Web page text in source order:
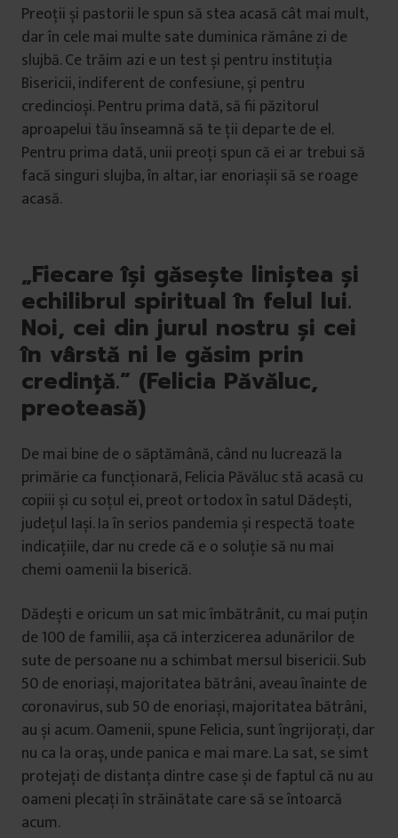
Preoții și pastorii le spun să stea acasă cât mai mult,
dar în cele mai multe sate duminica rămâne zi de
slujbă. Ce trăim azi e un test și pentru instituția
Bisericii, indiferent de confesiune, și pentru
credincioși. Pentru prima dată, să fii păzitorul
aproapelui tău înseamnă să te ții departe de el.
Pentru prima dată, unii preoți spun că ei ar trebui să
facă singuri slujba, în altar, iar enoriașii să se roage
acasă.
„Fiecare își găsește liniștea și
echilibrul spiritual în felul lui.
Noi, cei din jurul nostru și cei
în vârstă ni le găsim prin
credință.” (Felicia Păvăluc,
preoteasă)
De mai bine de o săptămână, când nu lucrează la
primărie ca funcționară, Felicia Păvăluc stă acasă cu
copiii și cu soțul ei, preot ortodox în satul Dădești,
județul Iași. Ia în serios pandemia și respectă toate
indicațiile, dar nu crede că e o soluție să nu mai
chemi oamenii la biserică.
Dădești e oricum un sat mic îmbătrânit, cu mai puțin
de 100 de familii, așa că interzicerea adunărilor de
sute de persoane nu a schimbat mersul bisericii. Sub
50 de enoriași, majoritatea bătrâni, aveau înainte de
coronavirus, sub 50 de enoriași, majoritatea bătrâni,
au și acum. Oamenii, spune Felicia, sunt îngrijorați, dar
nu ca la oraș, unde panica e mai mare. La sat, se simt
protejați de distanța dintre case și de faptul că nu au
oameni plecați în străinătate care să se întoarcă
acum.